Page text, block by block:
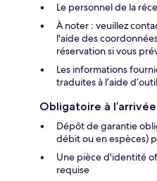
Le personnel de la
À noter : veuillez
l'aide des
réservation si vous
Les informations
traduites à l’aide
Obligatoire à l’arrivée
Dépôt de garantie
débit ou en espèces)
Une pièce d'identité
requise